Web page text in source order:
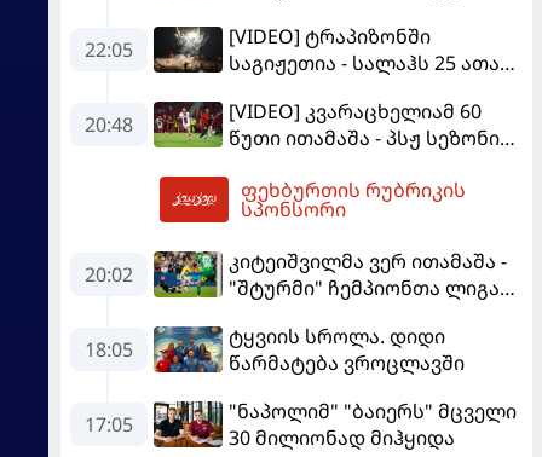
22:05
[VIDEO] ტრაპიზონში
საგიჟეთია - სალაჰს 25 ათასი
20:48
[VIDEO] კვარაცხელიამ 60
წუთი ითამაშა - პსჟ სეზონის
"მალიორკასთან"
დამარცხდა
ფეხბურთის რუბრიკის
სპონსორი
20:02
კიტეიშვილმა ვერ ითამაშა -
"შტურმი" ჩემპიონთა ლიგაზე
დამარცხდა
18:05
ტყვიის სროლა. დიდი
წარმატება ვროცლავში
17:05
"ნაპოლიმ" "ბაიერს" მცველი
30 მილიონად მიჰყიდა